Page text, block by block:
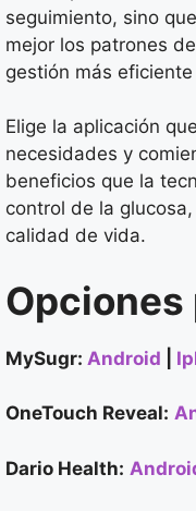
seguimiento, sino
mejor los patrones
gestión más
Elige la aplicación
necesidades y
beneficios que la
control de la
calidad de vida.
Opciones
MySugr: Android
OneTouch Reveal:
Dario Health: